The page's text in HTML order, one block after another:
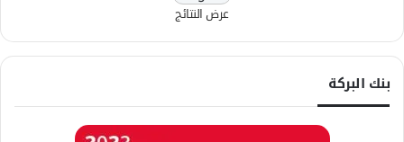
عرض النتائج
بنك البركة